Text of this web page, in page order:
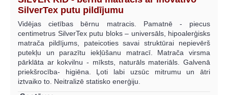
SilverTex putu pildījumu
Vidējas cietības bērnu matracis. Pamatnē - piecus
centimetrus SilverTex putu bloks – universāls, hipoalerģisks
matrača pildījums, pateicoties savai struktūrai nepievērš
putekļu un parazītu iekļūšanu matracī. Matrača virsma
pārklāta ar kokvilnu - mīksts, naturāls materiāls. Galvenā
priekšrocība- higiēna. Ļoti labi uzsūc mitrumu un ātri
iztvaiko to. Neitralizē statisko enerģiju.